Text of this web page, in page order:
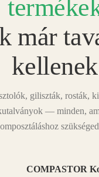
már
giliszták, rosták,
— minden,
COMPASTOR